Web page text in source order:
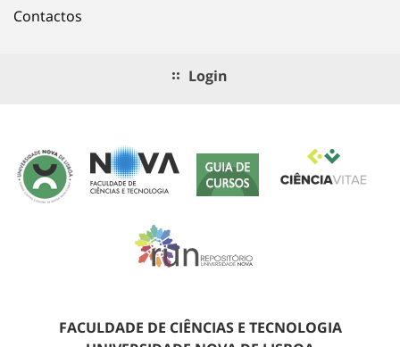
Contactos
Login
FACULDADE DE CIÊNCIAS E TECNOLOGIA